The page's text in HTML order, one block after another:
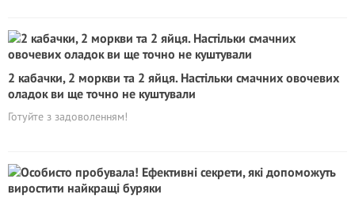
2 кабачки, 2 моркви та 2 яйця. Настільки смачних овочевих
оладок ви ще точно не куштували
Готуйте з задоволенням!